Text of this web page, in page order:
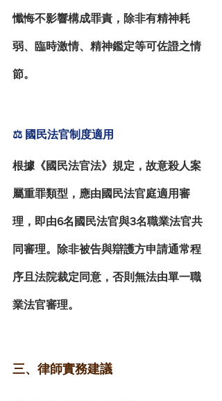
懺悔不影響構成罪責，除非有精神耗
弱、臨時激情、精神鑑定等可佐證之情
節。
⚖️ 國民法官制度適用
根據《國民法官法》規定，故意殺人案
屬重罪類型，應由 國民法官庭適用審
理 ，即由6名國民法官與3名職業法官共
同審理。除非被告與辯護方申請通常程
序且法院裁定同意，否則無法由單一職
業法官審理。
三、律師實務建議